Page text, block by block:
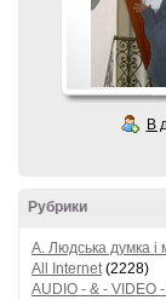
В
Рубрики
A. Людська думка і
All Internet(2228)
AUDIO - & - VIDEO